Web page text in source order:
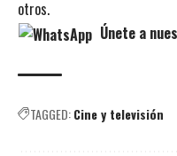
otros.
Únete a
TAGGED:Cine y televisión